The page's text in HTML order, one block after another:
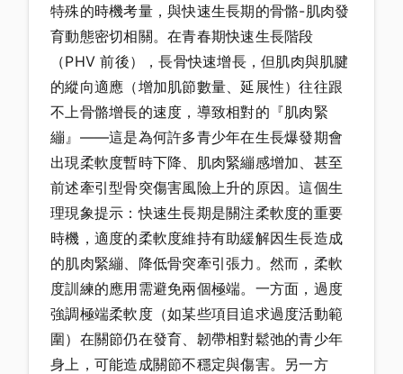
特殊的時機考量，與快速生長期的骨骼-肌肉發
育動態密切相關。在青春期快速生長階段
（PHV 前後），長骨快速增長，但肌肉與肌腱
的縱向適應（增加肌節數量、延展性）往往跟
不上骨骼增長的速度，導致相對的『肌肉緊
繃』——這是為何許多青少年在生長爆發期會
出現柔軟度暫時下降、肌肉緊繃感增加、甚至
前述牽引型骨突傷害風險上升的原因。這個生
理現象提示：快速生長期是關注柔軟度的重要
時機，適度的柔軟度維持有助緩解因生長造成
的肌肉緊繃、降低骨突牽引張力。然而，柔軟
度訓練的應用需避免兩個極端。一方面，過度
強調極端柔軟度（如某些項目追求過度活動範
圍）在關節仍在發育、韌帶相對鬆弛的青少年
身上，可能造成關節不穩定與傷害。另一方